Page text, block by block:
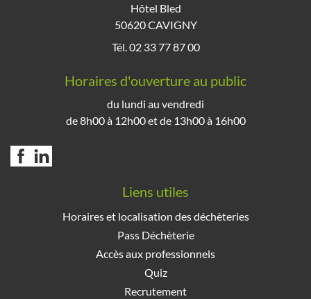
Hôtel Bled
50620 CAVIGNY
Tél. 02 33 77 87 00
Horaires d'ouverture au public
du lundi au vendredi
de 8h00 à 12h00 et de 13h00 à 16h00
Liens utiles
Horaires et localisation des déchèteries
Pass Déchèterie
Accès aux professionnels
Quiz
Recrutement